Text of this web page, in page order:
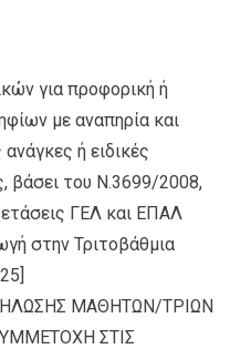
για προφορική ή
με αναπηρία και
ανάγκες ή ειδικές
βάσει του Ν.3699/2008,
ΓΕΛ και ΕΠΑΛ
στην Τριτοβάθμια
ΜΑΘΗΤΩΝ/ΤΡΙΩΝ
ΣΤΙΣ